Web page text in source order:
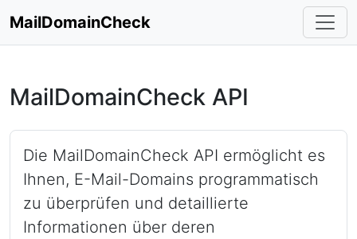
MailDomainCheck
MailDomainCheck API
Die MailDomainCheck API ermöglicht es
Ihnen, E-Mail-Domains programmatisch
zu überprüfen und detaillierte
Informationen über deren